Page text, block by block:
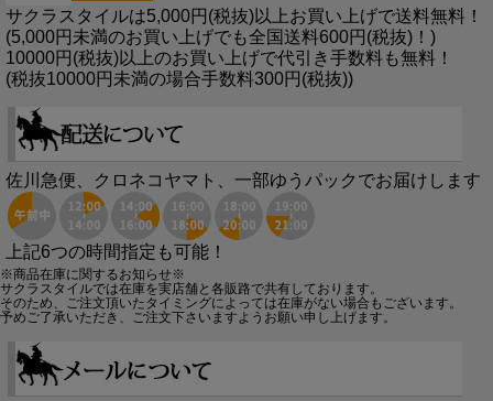
サクラスタイルは5,000円(税抜)以上お買い上げで送料無料！
(5,000円未満のお買い上げでも全国送料600円(税抜)！)
10000円(税抜)以上のお買い上げで代引き手数料も無料！
(税抜10000円未満の場合手数料300円(税抜))
佐川急便、クロネコヤマト、一部ゆうパックでお届けします
上記6つの時間指定も可能！
※商品在庫に関するお知らせ※
サクラスタイルでは在庫を実店舗と各販路で共有しております。
そのため、ご注文頂いたタイミングによっては在庫がない場合もございます。
予めご了承いただき、ご注文下さいますようお願い申し上げます。